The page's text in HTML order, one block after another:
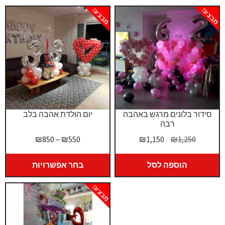
יום הולדת אהבה בלב
מבצע!
₪550
–
₪850
עד
⁦₪850⁩
בחר אפשרויות
סידור בלונים מרגש באהבה
רבה
מבצע!
₪1,250
המחיר
היה:
₪1,250.
₪1,150
₪1,150.
הוספה לסל
מבצע!